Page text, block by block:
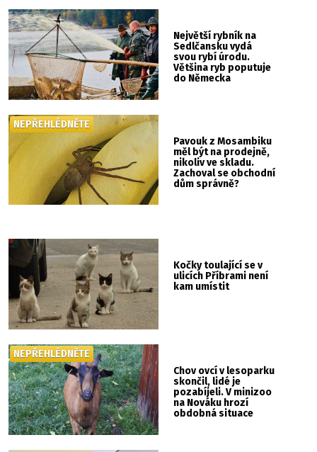
Největší rybník na
Sedlčansku vydá
svou rybí úrodu.
Většina ryb poputuje
do Německa
Pavouk z Mosambiku
měl být na prodejně,
nikoliv ve skladu.
Zachoval se obchodní
dům správně?
NEPŘEHLÉDNĚTE
Kočky toulající se v
ulicích Příbrami není
kam umístit
Chov ovcí v lesoparku
skončil, lidé je
pozabíjeli. V minizoo
na Nováku hrozí
obdobná situace
NEPŘEHLÉDNĚTE